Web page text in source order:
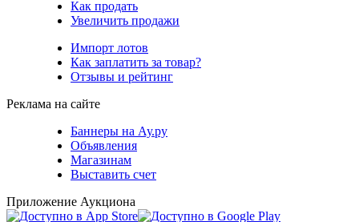
Как продать
Увеличить продажи
Импорт лотов
Как заплатить за товар?
Отзывы и рейтинг
Реклама на сайте
Баннеры на Ау.ру
Объявления
Магазинам
Выставить счет
Приложение Аукциона